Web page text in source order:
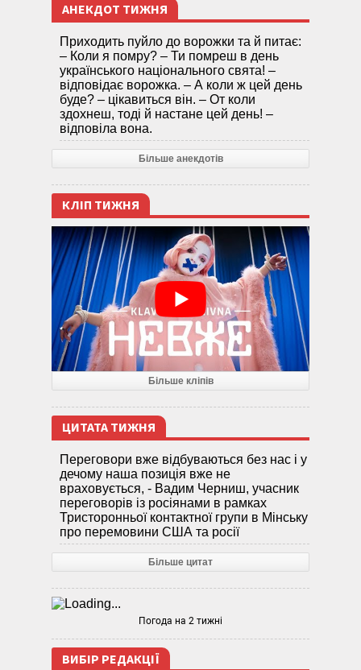
АНЕКДОТ ТИЖНЯ
Приходить пуйло до ворожки та й питає:
– Коли я помру? – Ти помреш в день
українського національного свята! –
відповідає ворожка. – А коли ж цей день
буде? – цікавиться він. – От коли
здохнеш, тоді й настане цей день! –
відповіла вона.
Більше анекдотів
КЛІП ТИЖНЯ
Більше кліпів
ЦИТАТА ТИЖНЯ
Переговори вже відбуваються без нас і у
дечому наша позиція вже не
враховується, - Вадим Черниш, учасник
переговорів із росіянами в рамках
Тристоронньої контактної групи в Мінську
про перемовини США та росії
Більше цитат
Погода на 2 тижні
ВИБІР РЕДАКЦІЇ